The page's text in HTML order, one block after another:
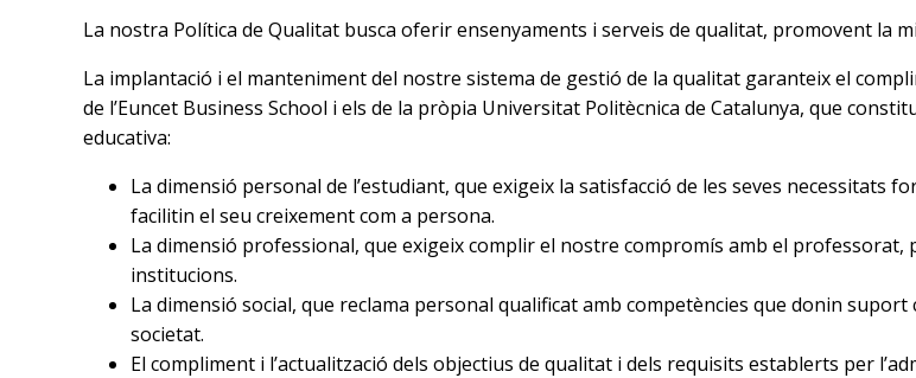
La nostra Política de Qualitat busca oferir ensenyaments i serveis de qualitat, promovent la
La implantació i el manteniment del nostre sistema de gestió de la qualitat garanteix el
de l’Euncet Business School i els de la pròpia Universitat Politècnica de Catalunya, que
educativa:
La dimensió personal de l’estudiant, que exigeix la satisfacció de les seves necessitats
facilitin el seu creixement com a persona.
La dimensió professional, que exigeix complir el nostre compromís amb el professorat,
institucions.
La dimensió social, que reclama personal qualificat amb competències que donin
societat.
El compliment i l’actualització dels objectius de qualitat i dels requisits establerts per